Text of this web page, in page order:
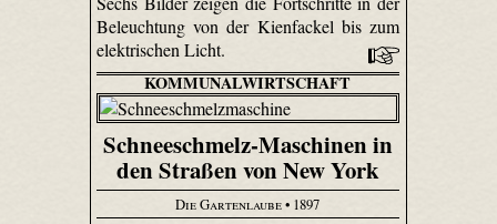
Beleuchtung von der Kienfackel bis zum
elektrischen Licht.
KOMMUNALWIRTSCHAFT
Schneeschmelz-Maschinen in
den Straßen von New York
Die Gartenlaube• 1897